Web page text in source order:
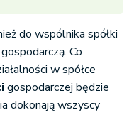
do wspólnika spółki
Co
w spółce
gospodarczej będzie
dokonają wszyscy